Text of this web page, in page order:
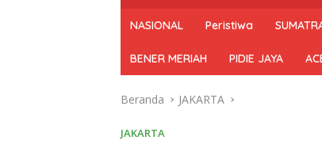
NASIONAL Peristiwa
BENER MERIAH PIDIE JAYA
Beranda JAKARTA
JAKARTA